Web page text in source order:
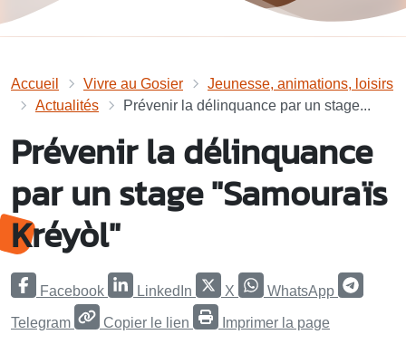
Accueil Vivre au Gosier
Jeunesse, animations, loisirs
Actualités
Prévenir la délinquance par un stage...
Prévenir la délinquance
par un stage "Samouraïs
Kréyòl"
Facebook LinkedIn X WhatsApp
Telegram Copier le lien Imprimer la page